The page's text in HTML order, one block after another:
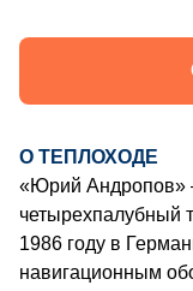
О ТЕПЛОХОДЕ
«Юрий Андропов»
четырехпалубный
1986 году в
навигационным